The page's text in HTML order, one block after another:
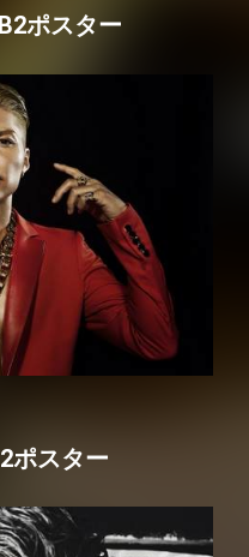
ポスター
ポスター